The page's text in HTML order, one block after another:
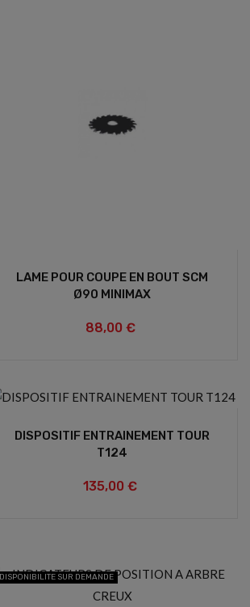
LAME POUR COUPE EN BOUT SCM
Ø90 MINIMAX
88,00 €
DISPOSITIF ENTRAINEMENT TOUR
T124
135,00 €
DISPONIBILITE SUR DEMANDE